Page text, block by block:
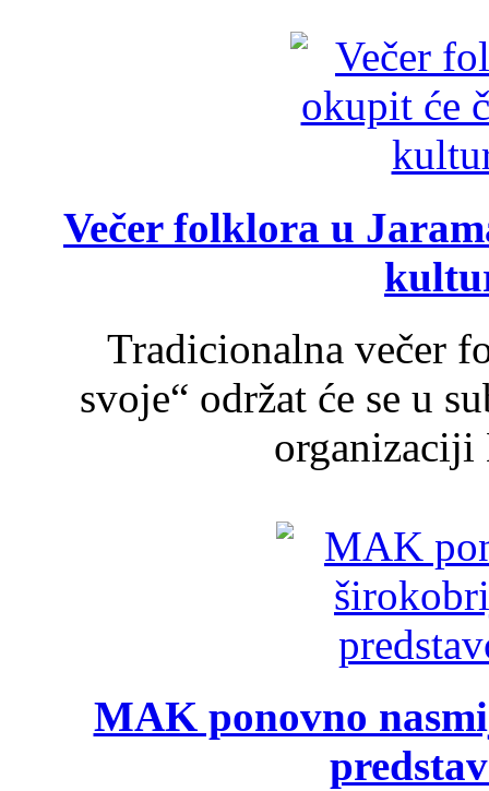
Večer folklora u
Tradicionalna večer
svoje“ održat će se u
organizaciji
MAK ponovno